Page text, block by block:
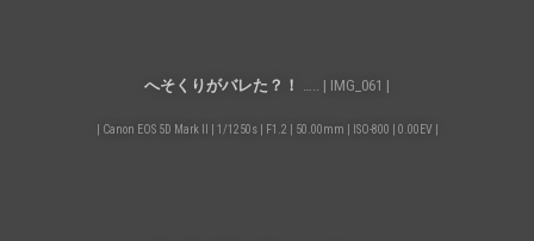
へそくりがバレた？！ ….. | IMG_061 |
| Canon EOS 5D Mark II | 1/1250s | F1.2 | 50.00mm | ISO-800 | 0.00EV |